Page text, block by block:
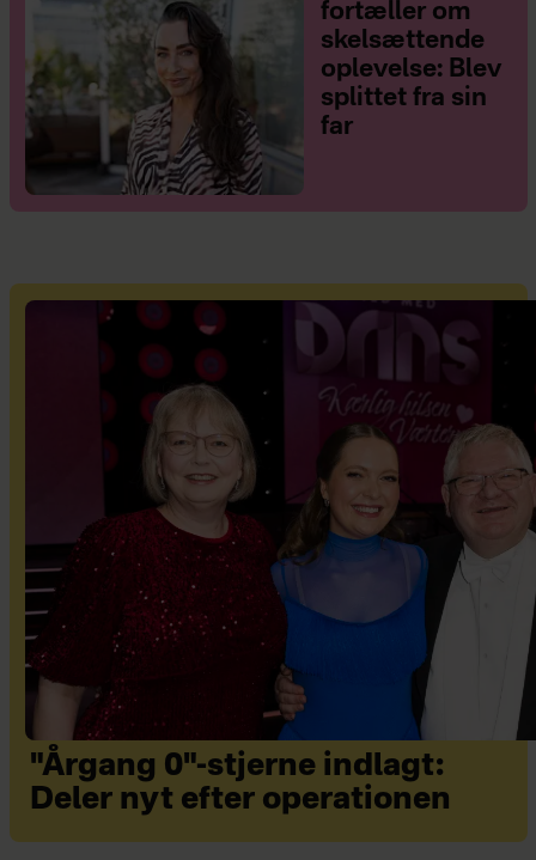
fortæller om
skelsættende
oplevelse: Blev
splittet fra sin
far
"Årgang 0"-stjerne indlagt:
Deler nyt efter operationen